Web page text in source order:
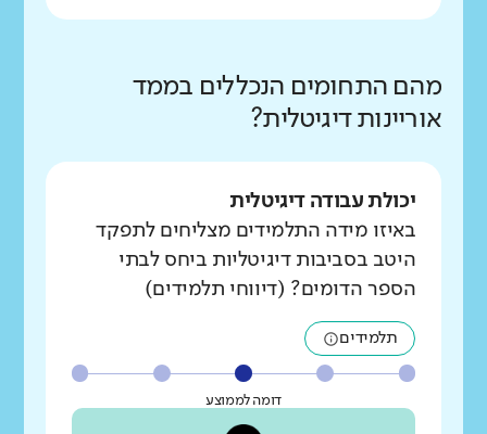
מהם התחומים הנכללים בממד
אוריינות דיגיטלית?
יכולת עבודה דיגיטלית
באיזו מידה התלמידים מצליחים לתפקד
היטב בסביבות דיגיטליות ביחס לבתי
הספר הדומים? (דיווחי תלמידים)
תלמידים
דומה לממוצע